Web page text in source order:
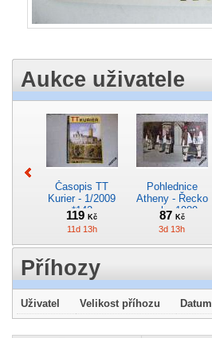
Aukce uživatele
Časopis TT
Kurier - 1/2009
*142
119Kč
11d 13h
Pohlednice
Atheny - Řecko
z roku 1989.
Nová nepoužitá
*5019
87 Kč
3d 13h
Pohlednice
elektrického
Pohlednice
kreslená -
Příhozy
Uživatel Velikost příhozu Datum